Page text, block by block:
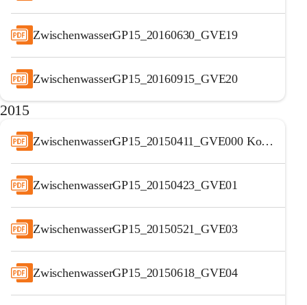
ZwischenwasserGP15_20160630_GVE19
ZwischenwasserGP15_20160915_GVE20
2015
ZwischenwasserGP15_20150411_GVE000 Konstituierende
ZwischenwasserGP15_20150423_GVE01
ZwischenwasserGP15_20150521_GVE03
ZwischenwasserGP15_20150618_GVE04